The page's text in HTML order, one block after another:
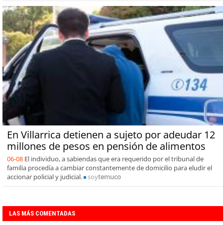
En Villarrica detienen a sujeto por adeudar 12
millones de pesos en pensión de alimentos
06-08 El individuo, a sabiendas que era requerido por el tribunal de
familia procedía a cambiar constantemente de domicilio para eludir el
accionar policial y judicial.
soytemuco
LAS MÁS COMENTADAS